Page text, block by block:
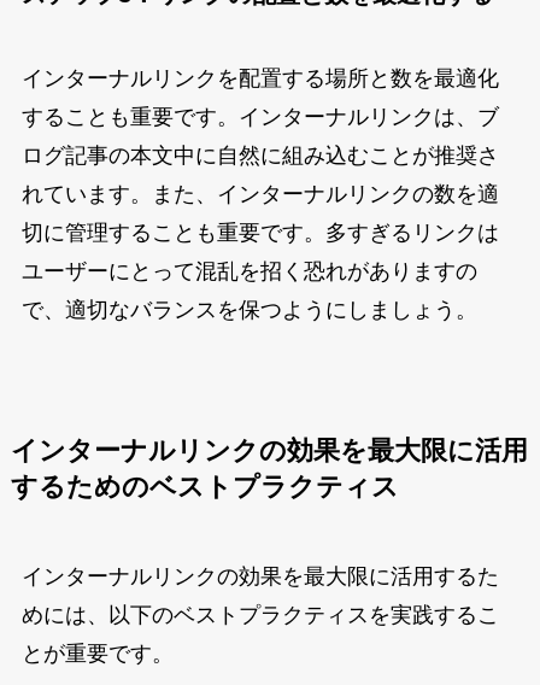
インターナルリンクを配置する場所と数を最適化
することも重要です。インターナルリンクは、ブ
ログ記事の本文中に自然に組み込むことが推奨さ
れています。また、インターナルリンクの数を適
切に管理することも重要です。多すぎるリンクは
ユーザーにとって混乱を招く恐れがありますの
で、適切なバランスを保つようにしましょう。
インターナルリンクの効果を最大限に活用
するためのベストプラクティス
インターナルリンクの効果を最大限に活用するた
めには、以下のベストプラクティスを実践するこ
とが重要です。